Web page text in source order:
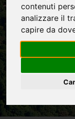
contenuti
analizzare il
capire da
La
solo